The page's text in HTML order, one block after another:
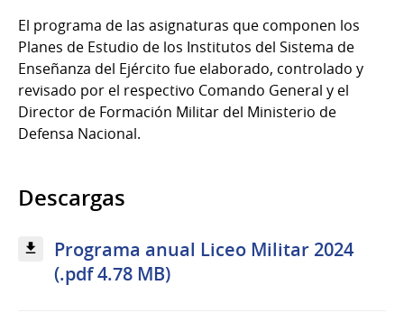
El programa de las asignaturas que componen los
Planes de Estudio de los Institutos del Sistema de
Enseñanza del Ejército fue elaborado, controlado y
revisado por el respectivo Comando General y el
Director de Formación Militar del Ministerio de
Defensa Nacional.
Descargas
Programa anual Liceo Militar 2024
(.pdf 4.78 MB)